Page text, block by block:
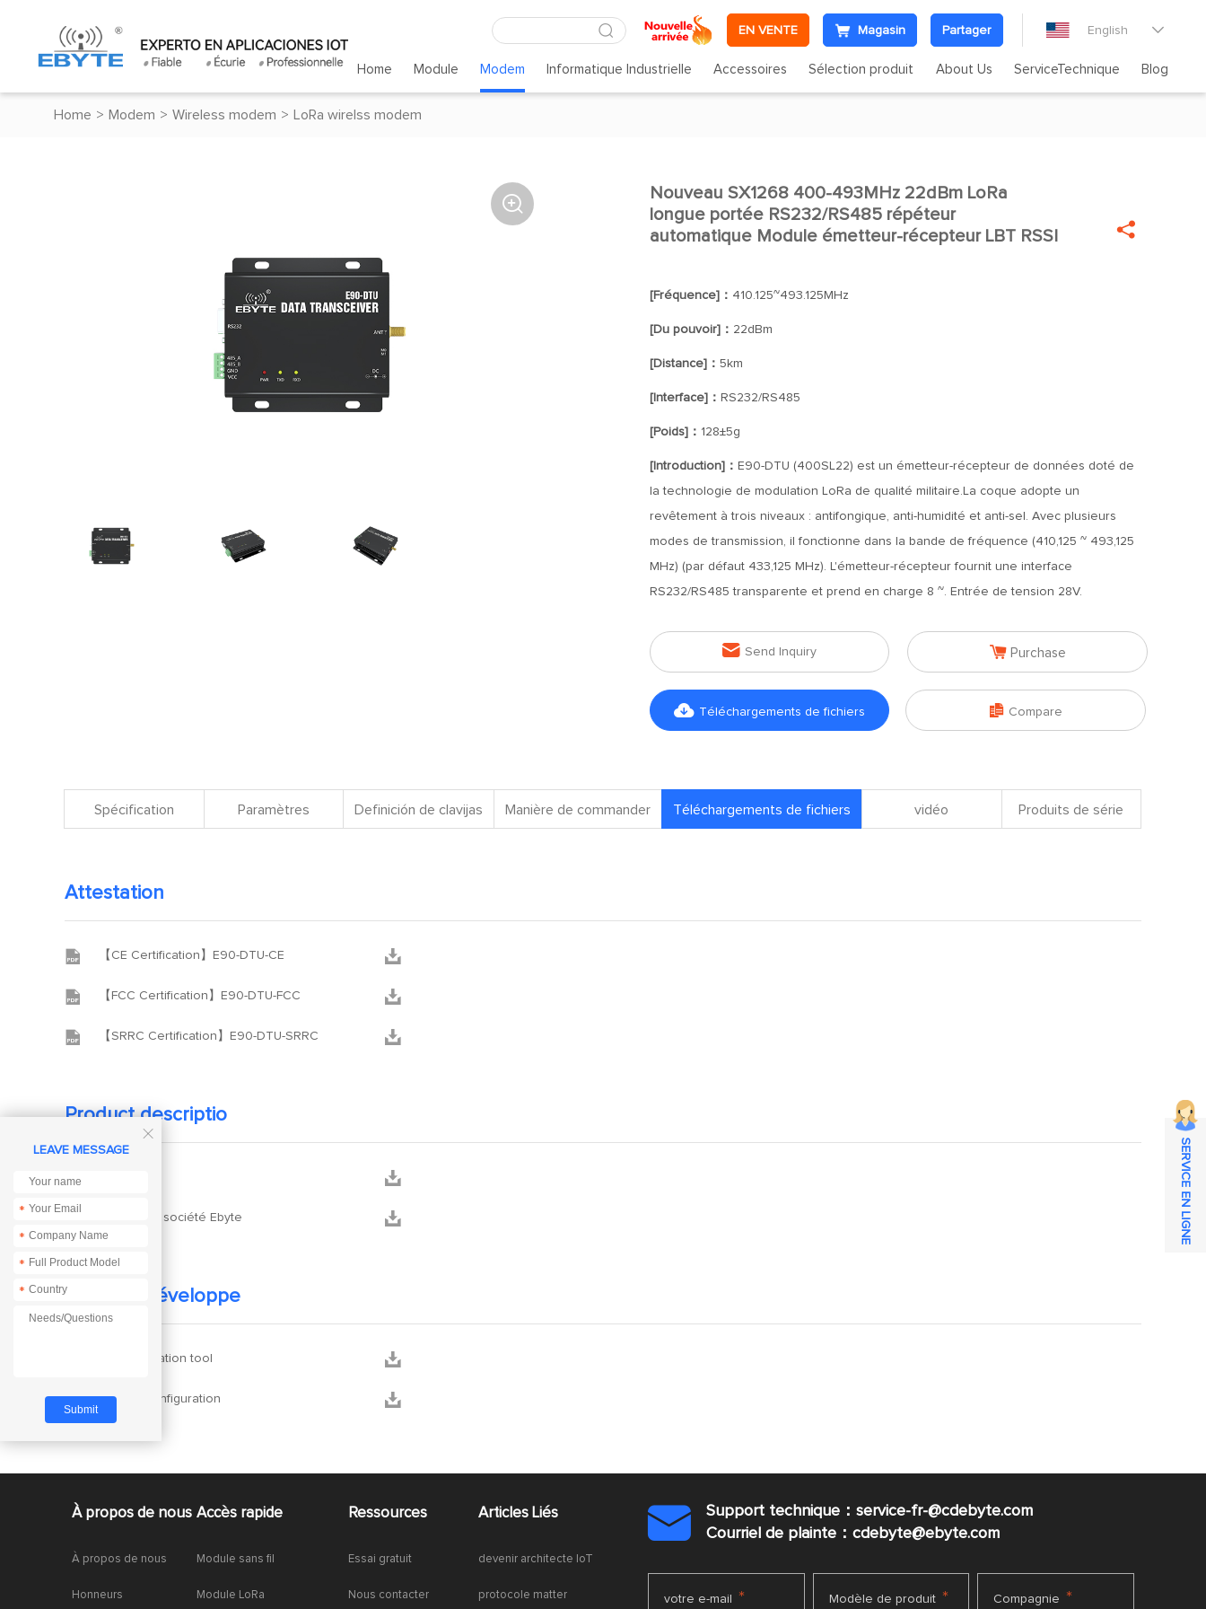
EN VENTE Magasin Partager English 
Home Module Modem Informatique Industrielle Accessoires Sélection produit About Us ServiceTechnique Blog
Home > Modem > Wireless modem > LoRa wirelss modem
 
Nouveau SX1268 400-493MHz 22dBm LoRa
longue portée RS232/RS485 répéteur
automatique Module émetteur-récepteur LBT RSSI

[Fréquence]： 410.125~493.125MHz
[Du pouvoir]： 22dBm
[Distance]： 5km
[Interface]： RS232/RS485
[Poids]： 128±5g
[Introduction]： E90-DTU (400SL22) est un émetteur-récepteur de données doté de
la technologie de modulation LoRa de qualité militaire.La coque adopte un
revêtement à trois niveaux : antifongique, anti-humidité et anti-sel. Avec plusieurs
modes de transmission, il fonctionne dans la bande de fréquence (410,125 ~ 493,125
MHz) (par défaut 433,125 MHz). L'émetteur-récepteur fournit une interface
RS232/RS485 transparente et prend en charge 8 ~. Entrée de tension 28V.
 Send Inquiry  Purchase
 Téléchargements de fichiers  Compare
Spécification Paramètres Definición de clavijas Manière de commander Téléchargements de fichiers vidéo Produits de série
Attestation
 【CE Certification】E90-DTU-CE 
 【FCC Certification】E90-DTU-FCC 
 【SRRC Certification】E90-DTU-SRRC 
Product descriptio
 
Profil de la société Ebyte 
Tests de développe
configureration tool 
 outil de configuration 
À propos de nous
À propos de nous
Honneurs
Accès rapide
Module sans fil
Module LoRa
Ressources
Essai gratuit
Nous contacter
Articles Liés
devenir architecte IoT
protocole matter

Support technique：service-fr-@cdebyte.com
Courriel de plainte：cdebyte@ebyte.com
votre e-mail * Modèle de produit * Compagnie *

LEAVE MESSAGE
*
*
*
*
SERVICE EN LIGNE